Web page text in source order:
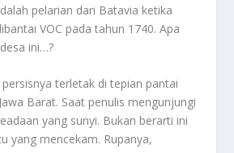
pelarian dari Batavia ketika
VOC pada tahun 1740. Apa
ini…?
terletak di tepian pantai
Barat. Saat penulis mengunjungi
yang sunyi. Bukan berarti ini
yang mencekam. Rupanya,